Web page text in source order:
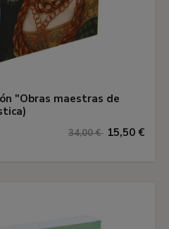
"Obras maestras de
34,00 € 15,50 €